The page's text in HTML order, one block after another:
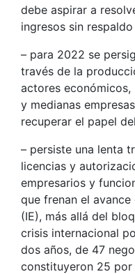
debe aspirar a
ingresos sin
– para 2022 se
través de la
actores económicos,
y medianas
recuperar el papel
– persiste una lenta
licencias y
empresarios y
que frenan el
(IE), más allá del
crisis internacional
dos años, de 47
constituyeron 25 por